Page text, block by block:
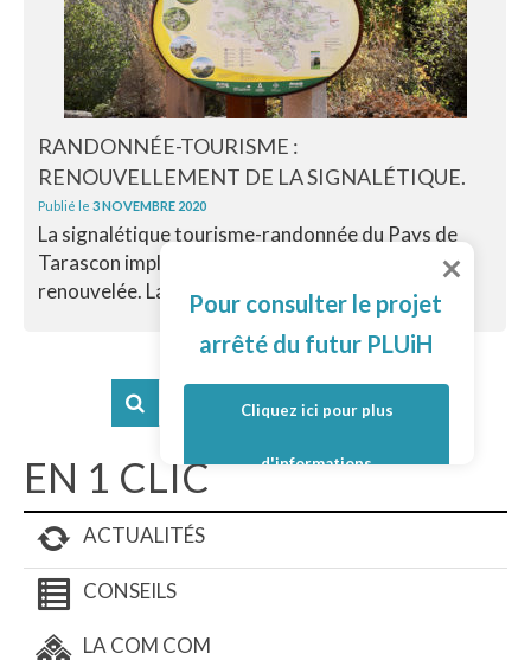
RANDONNÉE-TOURISME :
RENOUVELLEMENT DE LA SIGNALÉTIQUE.
Publié le 3 NOVEMBRE 2020
La signalétique tourisme-randonnée du Pays de
Tarascon implantée dans les villages a été
renouvelée. La...
Lire la suite
EN 1 CLIC
ACTUALITÉS
CONSEILS
LA COM COM
Pour consulter le projet
arrêté du futur PLUiH
Cliquez ici pour plus
d'informations